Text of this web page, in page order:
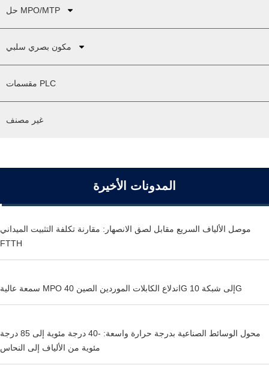
حل MPO/MTP
مكون بصري سلبي
مقسمات PLC
غير مصنف
المدونات الأخيرة
موصل الألياف السريع مقابل لصق الانصهار: مقارنة تكلفة التثبيت الميداني
FTTH
سمعة عالية MPO اندلاع الكابلات الموردين الصين 40G إلى شبكة 10G
محول الوسائط الصناعية بدرجة حرارة واسعة: -40 درجة مئوية إلى 85 درجة
مئوية من الألياف إلى النحاس